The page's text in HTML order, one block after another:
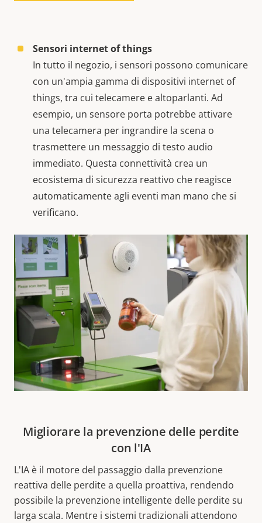
Sensori internet of things
In tutto il negozio, i sensori possono comunicare
con un'ampia gamma di dispositivi internet of
things, tra cui telecamere e altoparlanti. Ad
esempio, un sensore porta potrebbe attivare
una telecamera per ingrandire la scena o
trasmettere un messaggio di testo audio
immediato. Questa connettività crea un
ecosistema di sicurezza reattivo che reagisce
automaticamente agli eventi man mano che si
verificano.
Migliorare la prevenzione delle perdite
con l'IA
L'IA è il motore del passaggio dalla prevenzione
reattiva delle perdite a quella proattiva, rendendo
possibile la prevenzione intelligente delle perdite su
larga scala. Mentre i sistemi tradizionali attendono